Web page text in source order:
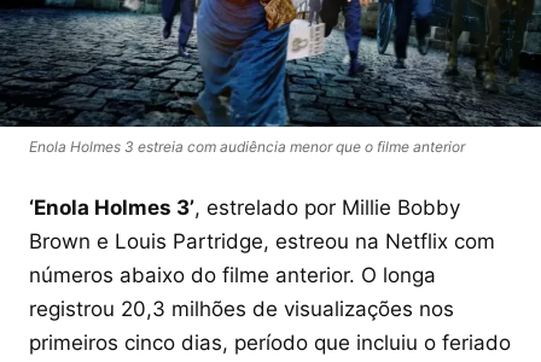
Enola Holmes 3 estreia com audiência menor que o filme anterior
‘Enola Holmes 3’, estrelado por Millie Bobby
Brown e Louis Partridge, estreou na Netflix com
números abaixo do filme anterior. O longa
registrou 20,3 milhões de visualizações nos
primeiros cinco dias, período que incluiu o feriado